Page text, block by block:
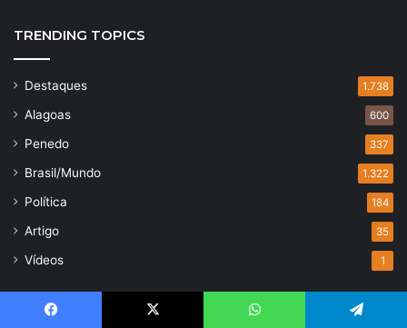
TRENDING TOPICS
Destaques 1.738
Alagoas 600
Penedo 337
Brasil/Mundo 1.322
Política 184
Artigo 35
Vídeos 1